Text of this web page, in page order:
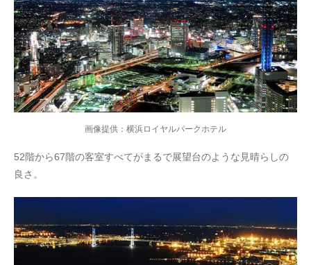
画像提供：横浜ロイヤルパークホテル
52階から67階の客室すべてがまるで展望台のような見晴らしの
良さ。